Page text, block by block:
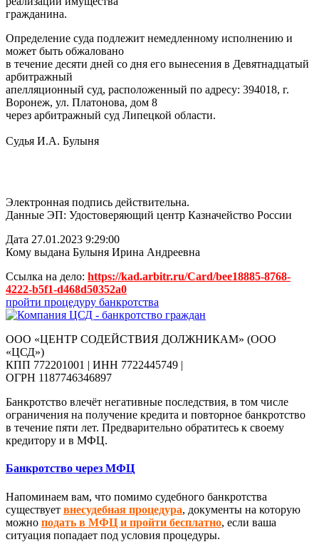
гражданина.
Определение суда подлежит немедленному исполнению и
может быть обжаловано
в течение десяти дней со дня его вынесения в Девятнадцатый
арбитражный
апелляционный суд, расположенный по адресу: 394018, г.
Воронеж, ул. Платонова, дом 8
через арбитражный суд Липецкой области.
Судья И.А. Булыня
Электронная подпись действительна.
Данные ЭП: Удостоверяющий центр Казначейство России
Дата 27.01.2023 9:29:00
Кому выдана Булыня Ирина Андреевна
Ссылка на дело: https://kad.arbitr.ru/Card/bee18885-8768-
4222-b5f1-d468d50352a0
пройти процедуру банкротства
ООО «ЦЕНТР СОДЕЙСТВИЯ ДОЛЖНИКАМ» (ООО
«ЦСД»)
КПП 772201001 | ИНН 7722445749 |
ОГРН 1187746346897
Банкротство влечёт негативные последствия, в том числе
ограничения на получение кредита и повторное банкротство
в течение пяти лет. Предварительно обратитесь к своему
кредитору и в МФЦ.
Банкротство через МФЦ
Напоминаем вам, что помимо судебного банкротства
существует внесудебная процедура, документы на которую
можно подать в МФЦ и пройти бесплатно, если ваша
ситуация попадает под условия процедуры.